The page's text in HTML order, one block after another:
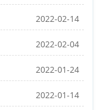
2022-02-14
2022-02-04
2022-01-24
2022-01-14